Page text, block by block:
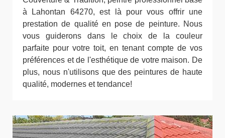
à Lahontan 64270, est là pour vous offrir une
prestation de qualité en pose de peinture. Nous
vous guiderons dans le choix de la couleur
parfaite pour votre toit, en tenant compte de vos
préférences et de l'esthétique de votre maison. De
plus, nous n'utilisons que des peintures de haute
qualité, modernes et tendance!